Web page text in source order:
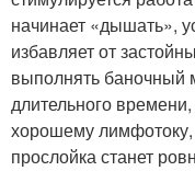
начинает «дышать»,
избавляет от
выполнять баночный
длительного
хорошему
прослойка станет